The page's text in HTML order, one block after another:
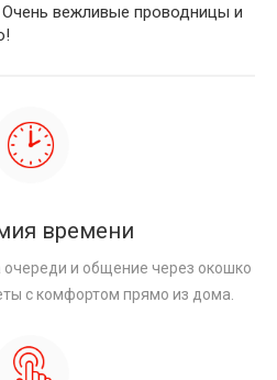
вежливые проводницы и
времени
очереди и общение через окошко
с комфортом прямо из дома.